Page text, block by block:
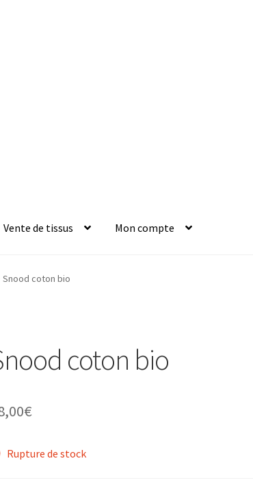
Vente de tissus Mon compte
Snood coton bio
coton bio
€
Rupture de stock